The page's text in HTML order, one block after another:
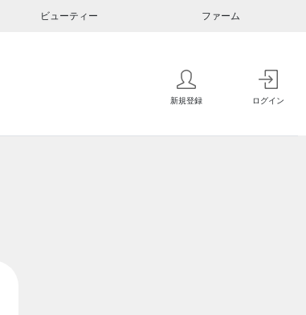
ビューティー ファーム
新規登録 ログイン